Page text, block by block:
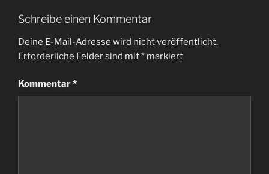
Schreibe einen Kommentar
Deine E-Mail-Adresse wird nicht veröffentlicht.
Erforderliche Felder sind mit* markiert
Kommentar*